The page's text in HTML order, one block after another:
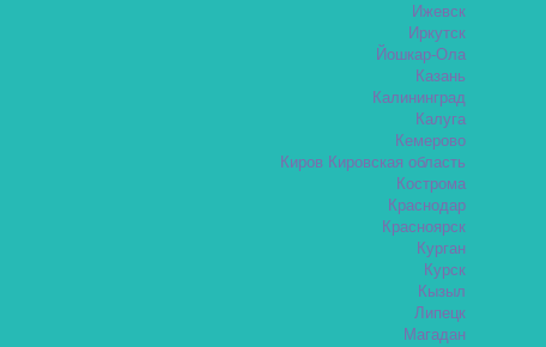
Ижевск
Иркутск
Йошкар-Ола
Казань
Калининград
Калуга
Кемерово
Киров Кировская область
Кострома
Краснодар
Красноярск
Курган
Курск
Кызыл
Липецк
Магадан